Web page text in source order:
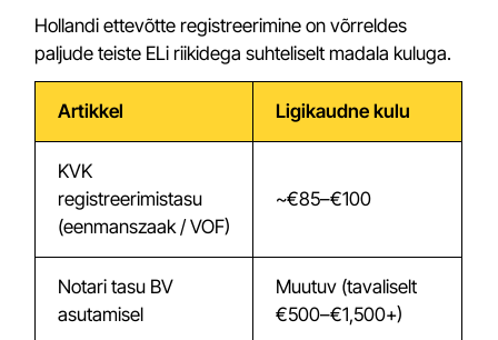
Hollandi ettevõtte registreerimine on võrreldes
paljude teiste ELi riikidega suhteliselt madala kuluga.
Artikkel Ligikaudne kulu
KVK
registreerimistasu
(eenmanszaak / VOF)
~€85–€100
Notari tasu BV
asutamisel
Muutuv (tavaliselt
€500–€1,500+)